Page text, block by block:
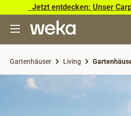
Zum Hauptinhalt springen
Jetzt entdecken: Unser
Gartenhäuser Living